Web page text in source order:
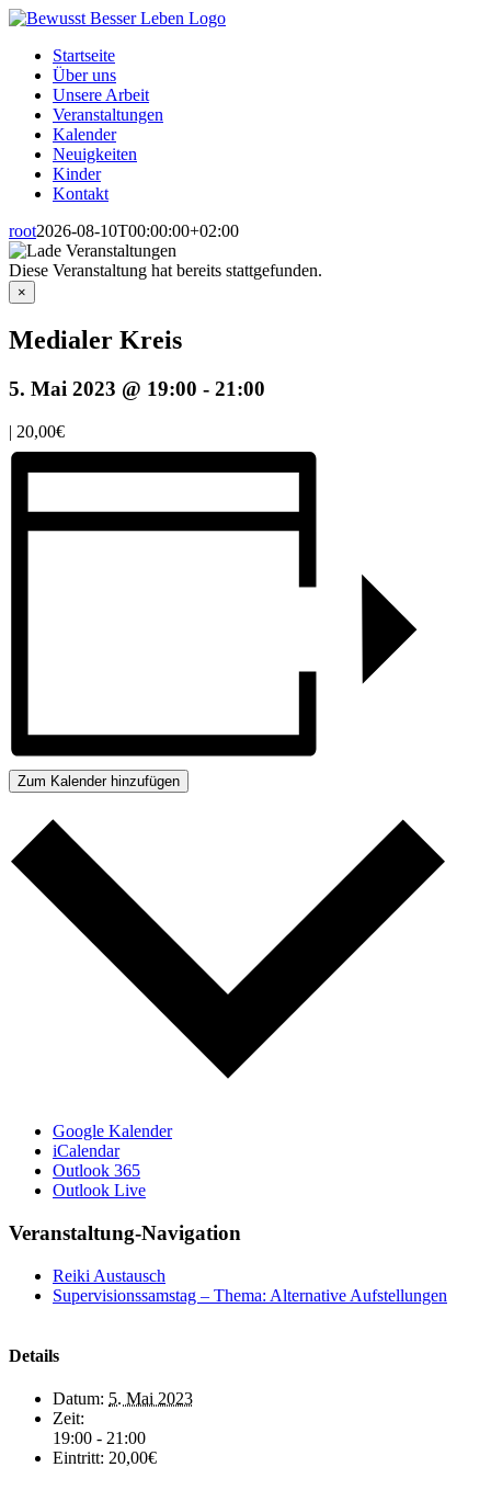
Zum
springenStartseite
Über uns
Unsere Arbeit
Veranstaltungen
Kalender
Neuigkeiten
Kinder
Kontakt
root2026-08-10T00:00:00+02:00
Diese Veranstaltung hat bereits stattgefunden.
×
Medialer Kreis
5. Mai 2023 @ 19:00 - 21:00
| 20,00€
Zum Kalender hinzufügen
Google Kalender
iCalendar
Outlook 365
Outlook Live
Veranstaltung-Navigation
Reiki Austausch
Supervisionssamstag – Thema: Alternative Aufstellungen
Details
Datum: 5. Mai 2023
Zeit:
19:00 - 21:00
Eintritt: 20,00€